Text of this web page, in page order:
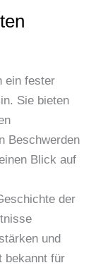
ein fester
Sie bieten
Beschwerden
Blick auf
der
und
bekannt für